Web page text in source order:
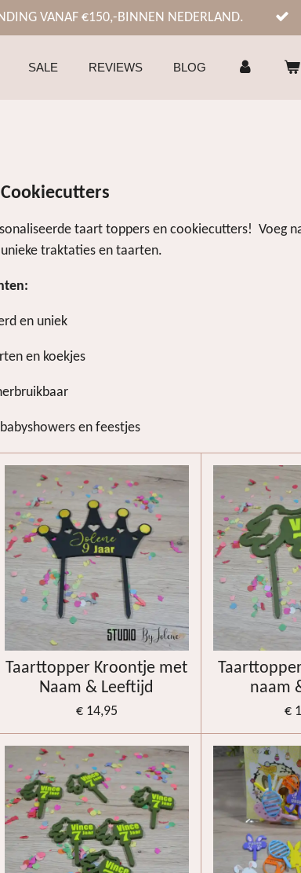
VANAF €150,-BINNEN NEDERLAND.
SALE REVIEWS BLOG
taart toppers en cookiecutters! Voeg
traktaties en taarten.
en uniek
en koekjes
en feestjes
Taarttopper Kroontje met
Naam & Leeftijd
€ 14,95
naam
€